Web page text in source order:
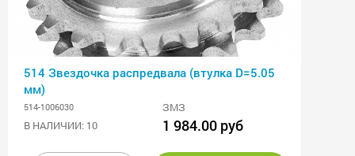
514 Звездочка распредвала (втулка D=5.05
мм)
514-1006030
ЗМЗ
В НАЛИЧИИ: 10
1 984.00 руб